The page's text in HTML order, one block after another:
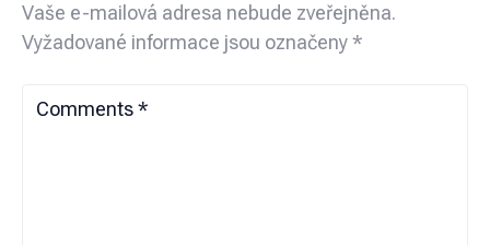
Vaše e-mailová adresa nebude zveřejněna.
Vyžadované informace jsou označeny*